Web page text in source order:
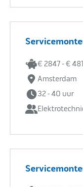
€ 2847 - €
Amsterdam
32 - 40 uur